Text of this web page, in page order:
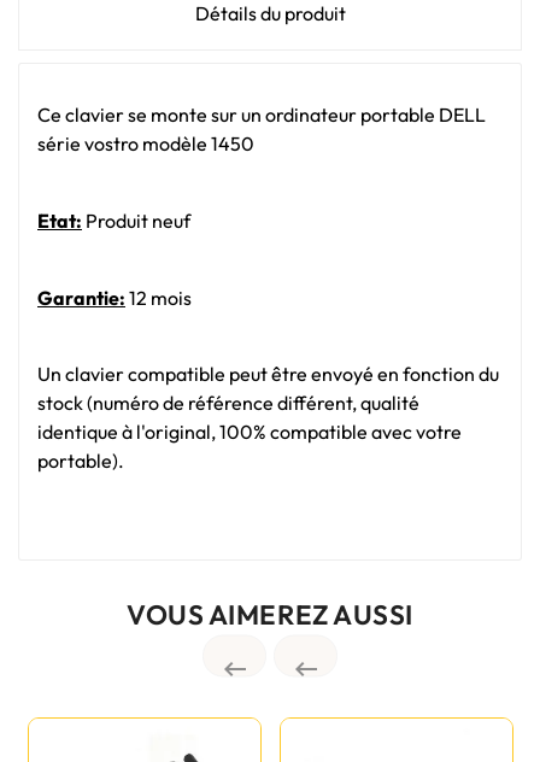
Détails du produit
Ce clavier se monte sur un ordinateur portable DELL
série vostro modèle 1450
Etat: Produit neuf
Garantie: 12 mois
Un clavier compatible peut être envoyé en fonction du
stock (numéro de référence différent, qualité
identique à l'original, 100% compatible avec votre
portable).
VOUS AIMEREZ AUSSI
 